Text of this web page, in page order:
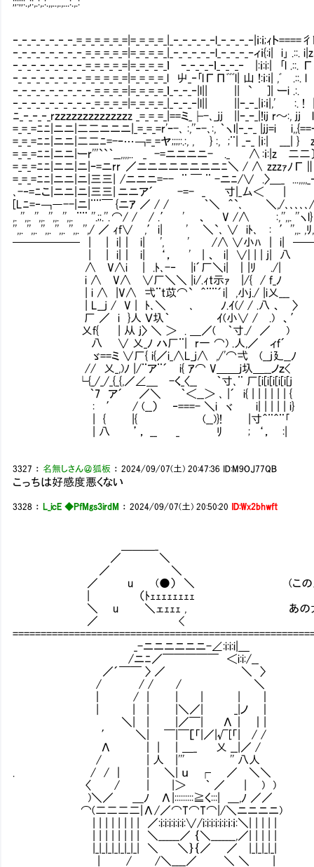
‐_‐_‐_‐_‐_‐_‐_=_=_=_=_=_=|=_=_=_=_|_‐_‐_‐_‐_‐l_‐_‐_‐_‐|ｉ:ｉ;ｨト====彳ｌ|:
‐_‐_‐_‐_‐_‐_‐_‐_=_=_=_=_=|=_=_=_=_|_‐_‐_‐_‐_‐l_‐_‐_‐_‐ィｉ{:i| i｣ .::. i|z
‐_‐_‐_‐_‐_‐_‐_‐_=_=_=_=_=|=_=_=_=_ｌ ｰ_‐_‐_‐ｌ_‐_‐_‐ |:ｉ:i:| ｢l .::.
‐_‐_‐_‐_‐_‐_‐_‐_=_=_=_=_=|=_=_=_=_l 屮_‐｢lГΠﾞﾞﾞl| 山 !:ｉ:ｉ|
‐_‐_‐_‐_‐_‐_‐_‐_‐_=_=_=_=|=_=_=_=_ｌ_‐_‐_‐|l|| ⅱ || ` ⅱ]| ーi
‐_‐_‐_‐_‐_‐_‐_‐_‐_=_=_=_=|=_=_=_=_|_‐_‐_‐|l|| ⅱ ||ｰ_‐_|ｉ:ｉ|,'
ﾆ_‐_‐_‐_rｚｚｚｚｚｚｚｚｚｚｚｚｚz _=_=_=_|==ミ_├-､_jj ||ｰ_ｰ_|!ij r
=_=_=ﾆﾆ|ニニ|二二ニニニ|_=_=_=r'ｰ-､ :,''‐-､:, ｀ヽl|‐_‐_ |jj=i i,,{==ｰ
=_=_=ﾆﾆ|ニニ|二二ﾆ=-ｰ…￢=_=ヤ;;;;:.:, , } :, ;¨| _ｰ_ |ｉ:|ⅱ___|
=_=_=ﾆﾆ|ニニ|ーr'''``｀__,,,,.. _ -=ニニニニ- ._ ∧ :ｉ:|z∟二
=_=_=ﾆﾆ|ニニ|ニ|ｰ=ニrr ／ニニニニニニニニﾆ＼ / ∧ zzzｧﾉ
=_=_=ﾆﾆ|ニニ|ニ|三三| /ニニニ=-- ¨ ￣ ¨ -ニﾆ/∨ .〉＿_
､-‐=ﾆこ|ニニ|ニ|三三| ニニア´ -=- _ 寸|_厶＜ | /{ ,,.
[Lﾆ=‐￢―--|ニ|¨¨￣ {ニｱ ／ / / ｀＼ ＾`､ ＼,/､､､､､/ j,,. ,,. ,ﾞ
,. '',,. '',,. '',,. '',,. ¨¨ ''.;;.''. ⌒/ / / .′ ' 、 V /∧ :, '',,. ''ヽl}ⅱ,,. ,｢
'',,. '',,. '',,. '',,. '',,. '',/ ／ ｨf∨ ,′i| ' ＼`､ ∨ iﾄ､ : ′'',,. ,ﾘ,,. '',,.
────── | | i|｜ i| ', ' /∧ ∨小ﾊ | i|
| | i|｜ i| ‘， ' | 、 i| ∨| | | j| 八
∧ V∧i | .ﾄ､-‐ |i´厂＼i| ｜|ﾘ Ⅳ./|
i ∧ V∧ ∨厂＼＼ |i/.ｨt示ｧ |/{ / f_ﾉ
| i ∧ |V∧ 弌¨t苡⌒` ＾¨¨´i| ,小j./ |i乂___
| L__j / V | ﾄ､＼ ､ ﾉ.ｲ(/ / .八 、 〉
厂 ／ i }人 Ｖ圦｀ ｲ(小∨ / .) 、′
乂f{ | 从 j〉 ＼ ＞ . ＿／( ｀寸./ ／ ) そ
八 ∨ 乂_ﾉ ハ厂¨| r一 ⌒) .人,／ ィｆ´
ゞ==ミ ∨厂{ i{／i_∧L_j∧ ,/'⌒弌 (__j廴__ﾉ こ
// 乂_,)ﾉ |/¨ア¨´ i{ ｱ⌒ V＿＿ｊ圦＿__ノｚ<
└{_/_/_{_{,／∠＿ -く_〈__ ｀寸､¨ 厂[i[i[i[i[i[j
｀7 ア´ ／＼ ｀＜__＞ ､ |´ i{ | | | | | | {
: ′ / (__） ‐===- ＼i ヾ Ⅵi| | | | | i}
| { |{ (__)}! |寸＾¨＾¨｢ ｛鹿
| 八 ’， __ _ ﾘ ; ‘， :|
3327 ： 名無しさん＠狐板 ：2024/09/07(土) 20:47:36 ID:M9OJ77QB
こっちは好感度悪くない
3328 ： L_icE ◆PfMgs3irdM ：2024/09/07(土) 20:50:20 ID:Wx2bhwft
／ ＼
／ ＼
／ u (●） ＼ (この人確か、
| （ﾄｪｪｪｪｪｪｪｪ
＼ u ＼ェｪｪｪ , あの大惨事に駆け
／ <
_-ニニニニニニ-∠:i:i:i|＿
/ニﾆ／￣￣￣￣￣ ＜i:i:/__
／´￣￣ 〉 ／ ＼ 〉
/ / / / ＼ f´￣￣￣￣￣￣
｜ / | | | | ｜ | , ‐:､
| | | |＼／| _|ノ ｜ | 弋_
＼| | |／￣| Λ｜ ｜| _乂＿＿＿＿
′ ＼| ￣|￣［「|／|√[「| / /
Λ ｜ | ｜＿_ 乂 __|／ /
/ | 人 |''' '' 八人
. / / ｜ | ＼| ｕ ┌ ／ ＼＼ ………あの
〈 / | |＞ ｀ ／ | ) )
)＼／ ＿ﾉ Λ|:::::::::≧く:::| ＿,ﾉ ／／
⌒(二二二二|Λ/／⌒T⌒T⌒|/＼ニニニニ) しっかり
| | | | | | | | ／:i:i:i:i:i:i:∨/i:i:i:i:i:i:ｉ:ｉ:＼| | | | |
| | | | | | | | ＼______／ ｛＼_______,／| | | | |
|_|_|_|_|_|_|_| ＼ ＼｝｛／ ／ |_|_|_|_| その、
| / /＼____／ ＼ ＼ |